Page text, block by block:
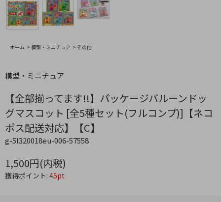
ホーム > 模型・ミニチュア > その他
模型・ミニチュア
【全部揃ってます!!】パッケージバルーンドッ
グマスコット [全5種セット(フルコンプ)]【ネコ
ポス配送対応】【C】
g-5l320018eu-006-57558
1,500円(内税)
獲得ポイント: 45pt